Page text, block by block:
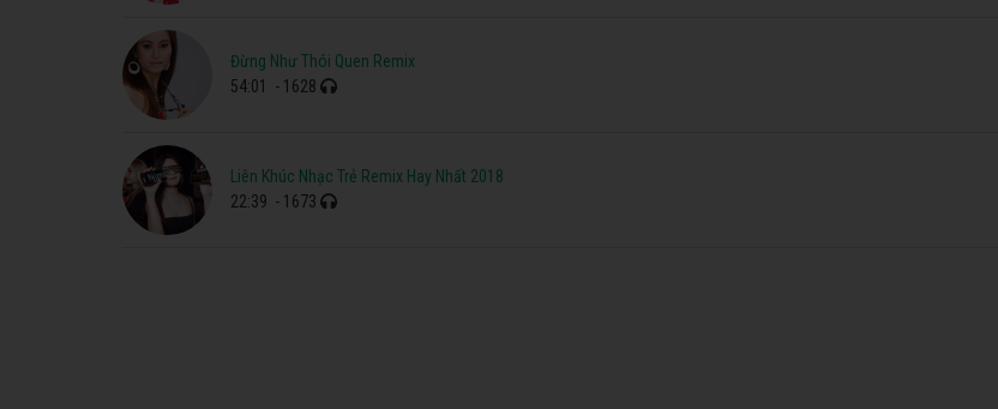
Đừng Như Thói Quen Remix
54:01
- 1628
Liên Khúc Nhạc Trẻ Remix Hay Nhất 2018
22:39 - 1673